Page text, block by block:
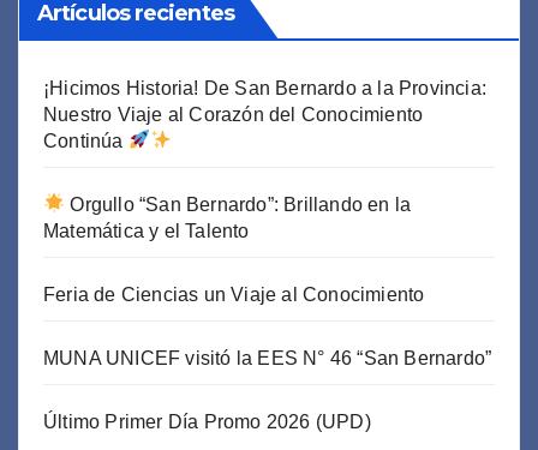
Artículos recientes
¡Hicimos Historia! De San Bernardo a la Provincia:
Nuestro Viaje al Corazón del Conocimiento
Continúa
Orgullo “San Bernardo”: Brillando en la
Matemática y el Talento
Feria de Ciencias un Viaje al Conocimiento
MUNA UNICEF visitó la EES N° 46 “San Bernardo”
Último Primer Día Promo 2026 (UPD)